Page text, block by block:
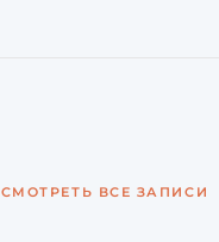
СМОТРЕТЬ ВСЕ ЗАПИСИ